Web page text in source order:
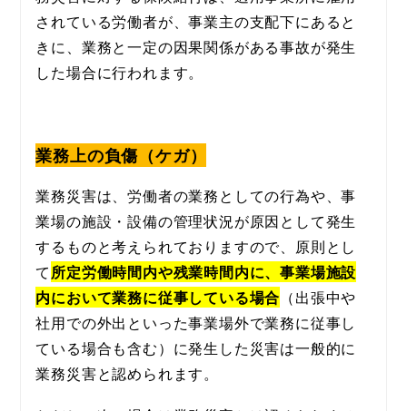
されている労働者が、事業主の支配下にあると
きに、業務と一定の因果関係がある事故が発生
した場合に行われます。
業務上の負傷（ケガ）
業務災害は、労働者の業務としての行為や、事
業場の施設・設備の管理状況が原因として発生
するものと考えられておりますので、原則とし
て所定労働時間内や残業時間内に、事業場施設
内において業務に従事している場合 （出張中や
社用での外出といった事業場外で業務に従事し
ている場合も含む）に発生した災害は一般的に
業務災害と認められます。